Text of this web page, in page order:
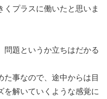
プラスに働いたと思いま
問題というか立ちはだかる
た事なので、途中からは目
解いていくような感覚に